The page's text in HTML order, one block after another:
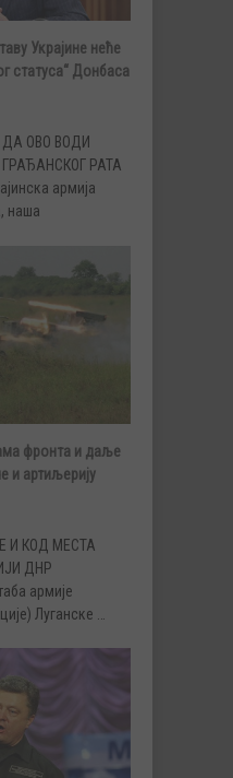
Украјине неће
статуса“ Донбаса
ОВО ВОДИ
РАТА
армија
наша
фронта и даље
и артиљерију
И КОД МЕСТА
ДНР
армије
Луганске …